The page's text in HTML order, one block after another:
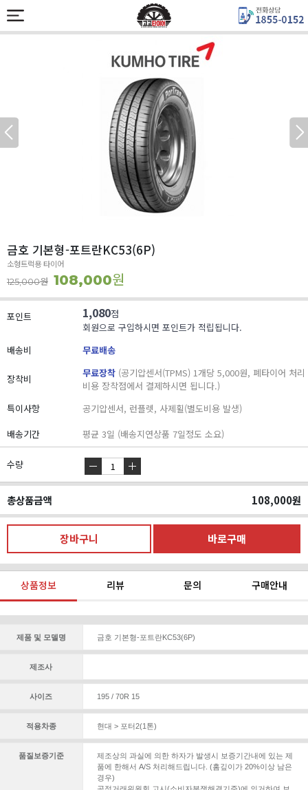
금호 기본형-포트란KC53(6P)
소형트럭용 타이어
125,000원 108,000원
포인트 1,080점
회원으로 구입하시면 포인트가 적립됩니다.
배송비
무료배송
장착비 무료장착 (공기압센서(TPMS) 1개당 5,000원, 폐타이어 처리
비용 장착점에서 결제하시면 됩니다.)
특이사항
공기압센서, 런플렛, 사제휠(별도비용 발생)
배송기간
평균 3일 (배송지연상품 7일정도 소요)
수량
총상품금액 108,000원
상품정보 리뷰 문의 구매안내
제품 및 모델명 금호 기본형-포트란KC53(6P)
제조사
사이즈 195 / 70R 15
적용차종 현대 > 포터2(1톤)
품질보증기준
제조상의 과실에 의한 하자가 발생시 보증기간내에 있는 제
품에 한해서 A/S 처리해드립니다. (홈깊이가 20%이상 남은
경우)